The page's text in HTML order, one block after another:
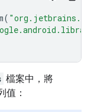
(
檔案中，將
值：